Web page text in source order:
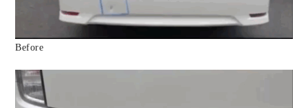
Before